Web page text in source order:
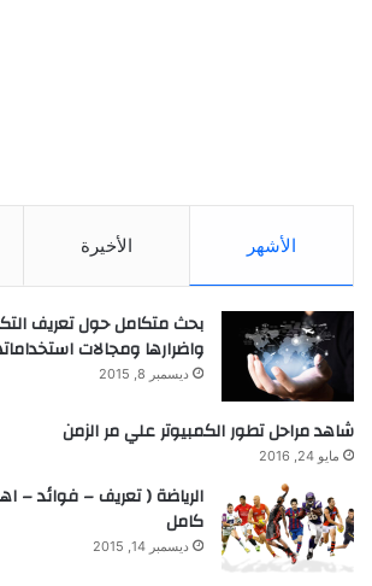
الأشهر الأخيرة
بحث متكامل حول تعريف
واضرارها ومجالات
ديسمبر 8, 2015
شاهد مراحل تطور الكمبيوتر علي مر الزمن
مايو 24, 2016
الرياضة ( تعريف – فوائد –
كامل
ديسمبر 14, 2015